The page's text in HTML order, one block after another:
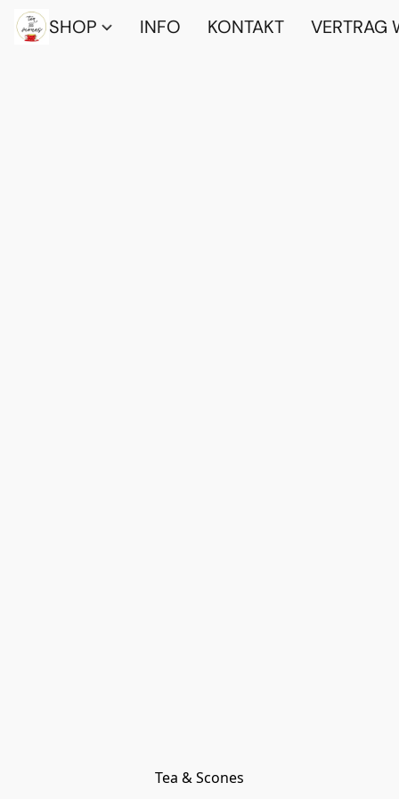
SHOP INFO KONTAKT VERTRAG
Tea & Scones